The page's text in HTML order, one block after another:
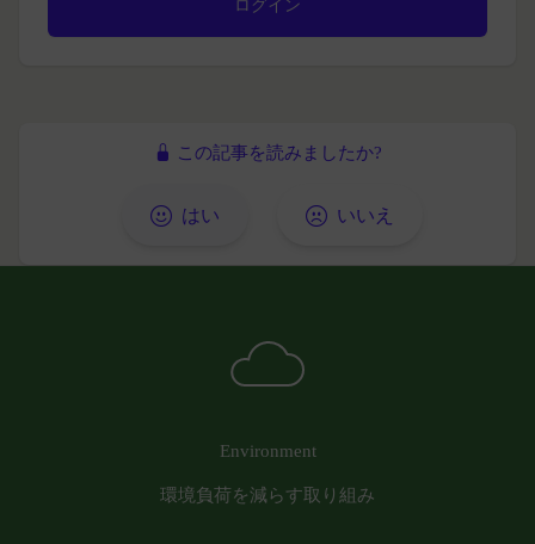
この記事を読みましたか?
はい いいえ
Environment
環境負荷を減らす取り組み
合、当社は、通知または催告をすることなく、当該
会員の登録の抹消、当社が提供する一切のサービス
当社が前項に定める措置を講じた場合において、当
る義務及び当該措置により会員に生じた損害を賠償
本サービスを通じて会員に提供する文章、イラス
ト、デザイン、写真、画像、ロゴ、アイコン、映
す。）の著作権、商標権およびその他の知的財産権
る者に帰属するものであり、会員はこれらの権利を